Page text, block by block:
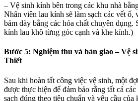
giriş
– Vệ sinh kính bên trong các khu nhà
Nhân viên lau kính sẽ làm sạch các vết ố,
bám dày bằng các hóa chất chuyên dụng.
kính lau khô từng góc cạnh và khe kính.)
Bước 5: Nghiệm thu và bàn giao– Vệ
Thiết
Sau khi hoàn tất công việc vệ sinh, một
được thực hiện để đảm bảo rằng tất cả
sạch đúng theo tiêu chuẩn và yêu cầu của